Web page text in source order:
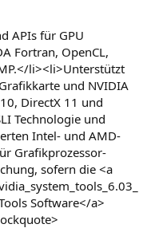
APIs für GPU
Fortran, OpenCL,
li><li>Unterstützt
und NVIDIA
DirectX 11 und
Technologie und
Intel- und AMD-
Grafikprozessor-
sofern die <a
Software</a>